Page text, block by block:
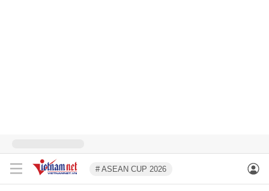
# ASEAN CUP 2026